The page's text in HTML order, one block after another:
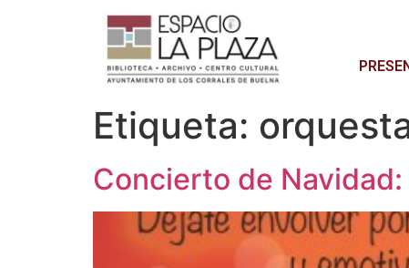
Etiqueta:
Concierto de